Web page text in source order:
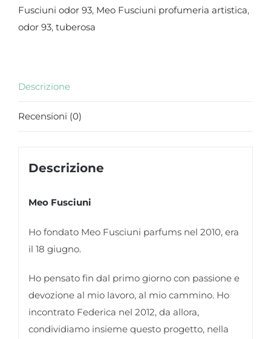
Fusciuni odor 93, Meo Fusciuni profumeria artistica,
odor 93, tuberosa
Descrizione
Recensioni (0)
Descrizione
Meo Fusciuni
Ho fondato Meo Fusciuni parfums nel 2010, era
il 18 giugno.
Ho pensato fin dal primo giorno con passione e
devozione al mio lavoro, al mio cammino. Ho
incontrato Federica nel 2012, da allora,
condividiamo insieme questo progetto, nella